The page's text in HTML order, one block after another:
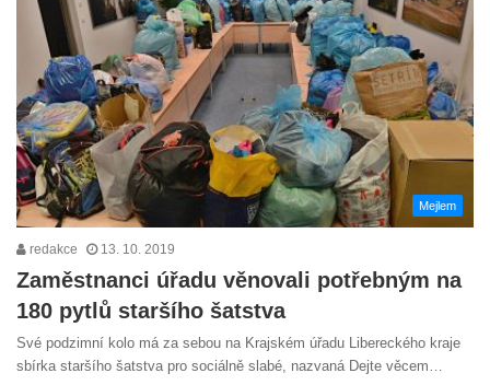
Mejlem
redakce 13. 10. 2019
Zaměstnanci úřadu věnovali potřebným na
180 pytlů staršího šatstva
Své podzimní kolo má za sebou na Krajském úřadu Libereckého kraje
sbírka staršího šatstva pro sociálně slabé, nazvaná Dejte věcem…